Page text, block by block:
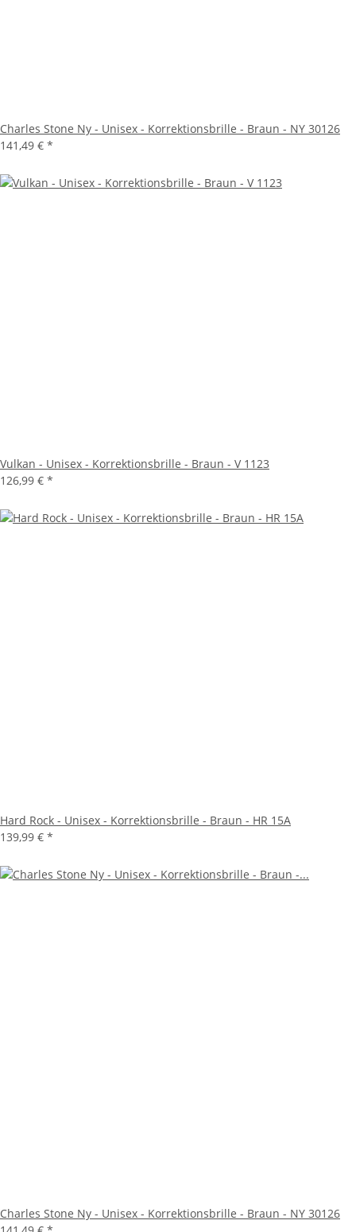
Charles Stone Ny - Unisex - Korrektionsbrille - Braun - NY 30126
141,49 € *
Vulkan - Unisex - Korrektionsbrille - Braun - V 1123
126,99 € *
Hard Rock - Unisex - Korrektionsbrille - Braun - HR 15A
139,99 € *
Charles Stone Ny - Unisex - Korrektionsbrille - Braun - NY 30126